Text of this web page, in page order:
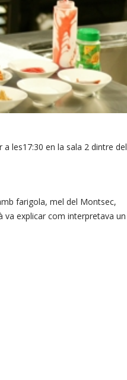
les17:30 en la sala 2 dintre del
farigola, mel del Montsec,
va explicar com interpretava un